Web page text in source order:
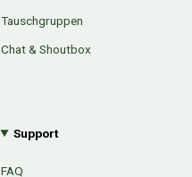
Tauschgruppen
Chat & Shoutbox
Support
FAQ